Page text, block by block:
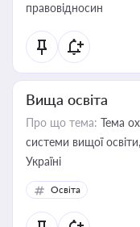
правовідносин
Вища освіта
Про що тема: Тема
системи вищої освіти,
Україні
Освіта